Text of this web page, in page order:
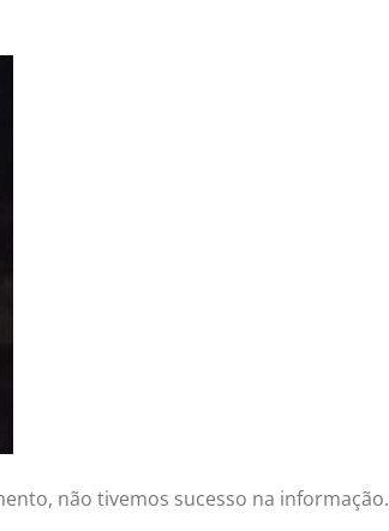
não tivemos sucesso na informação.